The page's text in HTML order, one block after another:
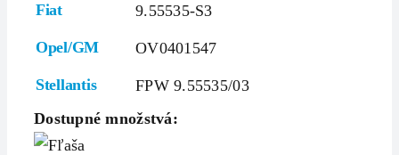
Fiat 9.55535-S3
Opel/GM OV0401547
Stellantis
FPW 9.55535/03
Dostupné množstvá: